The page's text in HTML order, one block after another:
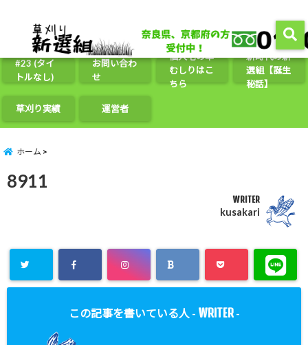
#23 (タイ
トルなし)
お問い合わ
せ
個人宅の草
むしりはこ
ちら
新時代の新
選組【誕生
秘話】
草刈り実績 運営者
ホーム
8911
WRITER
kusakari
この記事を書いている人 - WRITER-